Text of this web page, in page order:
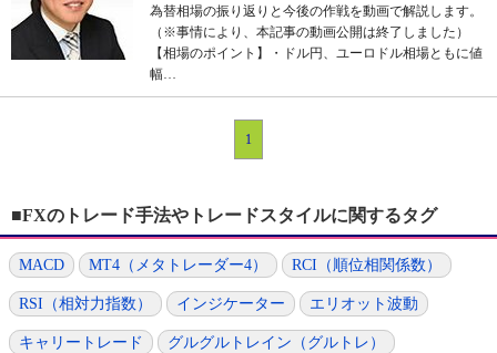
為替相場の振り返りと今後の作戦を動画で解説します。
（※事情により、本記事の動画公開は終了しました）
【相場のポイント】・ドル円、ユーロドル相場ともに値
幅…
1
■FXのトレード手法やトレードスタイルに関するタグ
MACD MT4（メタトレーダー4） RCI（順位相関係数）
RSI（相対力指数） インジケーター エリオット波動
キャリートレード グルグルトレイン（グルトレ）